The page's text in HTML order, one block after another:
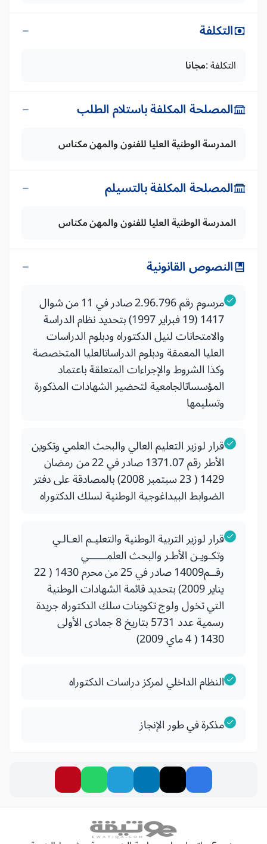
التكلفة
التكلفة :مجانا
المصلحة المكلفة باستلام الطلب
المدرسة الوطنية العليا للفنون والمهن مكناس
المصلحة المكلفة بالتسيلم
المدرسة الوطنية العليا للفنون والمهن مكناس
النصوص القانونية
مرسوم رقم 2.96.796 صادر في 11 من شوال
1417 (19 فبراير 1997) بتحديد نظام الدراسة
والامتحانات لنيل الدكتوراه ودبلوم الدراسات
العليا المعمقة ودبلوم الدراساتالعليا المتخصصة
وكذا الشروط والإجراءات المتعلقة باعتماد
المؤسساتالجامعية لتحضير الشهادات المذكورة
وتسليمها
قرار لوزير التعليم العالي والبحث العلمي وتكوين
الأطر رقم 1371.07 صادر في 22 من رمضان
1429 ( 23 سبتمبر 2008) بالمصادقة على دفتر
الضوابط البيداغوجية الوطنية لسلك الدكتوراه
قرار لوزير التربية الوطنية والتعليـم العـالـي
وتكـويـن الأطـر والبحث العلمــــــي
رقــم14009 صادر في 25 من محرم 1430 ( 22
يناير 2009) بتحديد قائمة الشهادات الوطنية
التي تخول ولوج تكوينات سلك الدكتوراه جريدة
رسمية عدد 5731 بتاريخ 8 جمادى الأولى
1430 ( 4 ماي 2009)
النظام الداخلي لمركز دراسات الدكتوراه
مذكرة في طور الإنجاز